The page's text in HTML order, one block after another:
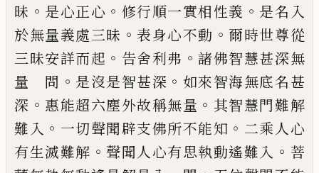
昧 。 是心正心 。 修行順一實相性義 。 是名入
於無量義處三昧 。 表身心不動 。爾時世尊從
三昧安詳而起 。 告舍利弗 。諸佛智慧甚深無
量 問 。 是沒是智甚深 。 如來智海無底名甚
深 。 惠能超六塵外故稱無量 。 其智慧門難解
難入 。 一切聲聞辟支佛所不能知 。 二乘人心
有生滅難解 。 聲聞人心有思執動遙難入 。 菩